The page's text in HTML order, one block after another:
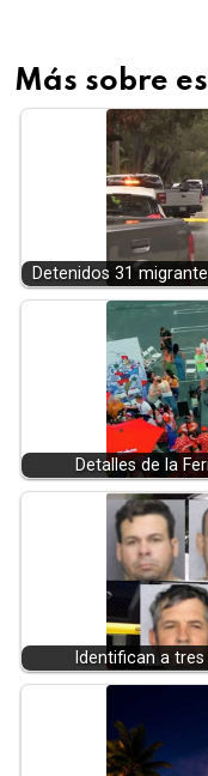
Más sobre
Detenidos 31
Detalles de la
Identifican a